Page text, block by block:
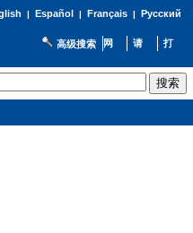
| Español | Français| Русский
高级搜索